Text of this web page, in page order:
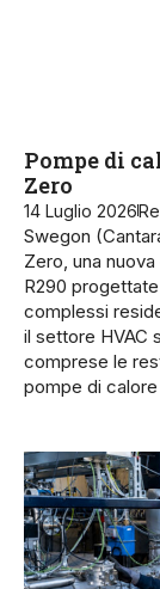
Pompe di
Zero
14 Luglio 2026
Swegon
Zero, una
R290
complessi
il settore HVAC
comprese le
pompe di